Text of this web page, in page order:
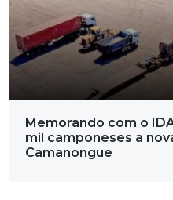
Memorando com o
mil camponeses a
Camanongue